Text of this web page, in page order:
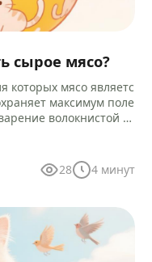
сырое мясо?
мясо являетс
максимум поле
волокнистой ст
28 4 минут